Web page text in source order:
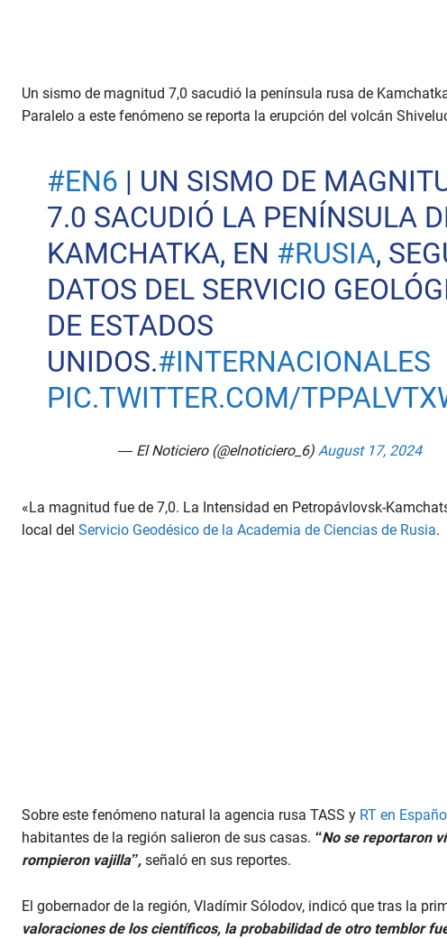
Un sismo de magnitud 7,0 sacudió la península rusa de
Paralelo a este fenómeno se reporta la erupción del volcán
#EN6 | UN SISMO DE
7.0 SACUDIÓ LA PENÍNSULA
KAMCHATKA, EN #RUSIA,
DATOS DEL SERVICIO
DE ESTADOS
UNIDOS.#INTERNACIONALES
PIC.TWITTER.COM/
— El Noticiero (@elnoticiero_6) August 17, 2024
«La magnitud fue de 7,0. La Intensidad en Petropávlovsk-
local del Servicio Geodésico de la Academia de Ciencias de Rusia.
Sobre este fenómeno natural la agencia rusa TASS y RT en
habitantes de la región salieron de sus casas. “No se reportaron
rompieron vajilla”, señaló en sus reportes.
El gobernador de la región, Vladímir Sólodov, indicó que tras la
valoraciones de los científicos, la probabilidad de otro temblor